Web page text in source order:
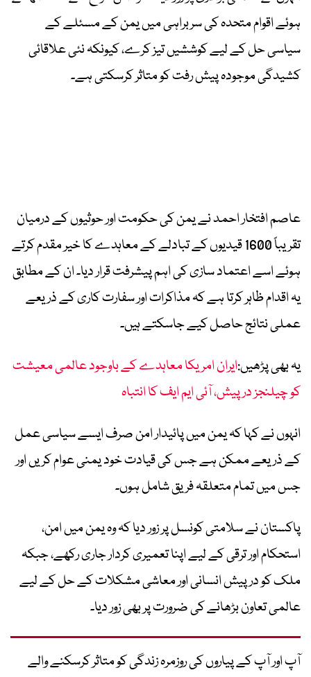
ہوئے اقوام متحدہ کی سربراہی میں یمن کے مسئلے کے
سیاسی حل کے لیے کوششیں تیز کرے، کیونکہ نئی علاقائی
کشیدگی موجودہ پیش رفت کو متاثر کرسکتی ہے۔
عاصم افتخار احمد نے یمن کی حکومت اور حوثیوں کے درمیان
تقریباً 1600 قیدیوں کے تبادلے کے معاہدے کا خیر مقدم کرتے
ہوئے اسے اعتماد سازی کی اہم پیشرفت قرار دیا۔ ان کے مطابق
یہ اقدام ظاہر کرتا ہے کہ مذاکرات اور سفارت کاری کے ذریعے
عملی نتائج حاصل کیے جاسکتے ہیں۔
یہ بھی پڑھیں:ایران امریکا معاہدے کے باوجود عالمی معیشت
کو چیلنجز درپیش، آئی ایم ایف کا انتباہ
انہوں نے کہا کہ یمن میں پائیدار امن صرف ایسے سیاسی عمل
کے ذریعے ممکن ہے جس کی قیادت خود یمنی عوام کریں اور
جس میں تمام متعلقہ فریق شامل ہوں۔
پاکستان نے سلامتی کونسل پر زور دیا کہ وہ یمن میں امن،
استحکام اور ترقی کے لیے اپنا تعمیری کردار جاری رکھے، جبکہ
ملک کو درپیش انسانی اور معاشی مشکلات کے حل کے لیے
عالمی تعاون بڑھانے کی ضرورت پر بھی زور دیا۔
آپ اور آپ کے پیاروں کی روزمرہ زندگی کو متاثر کرسکنے والے